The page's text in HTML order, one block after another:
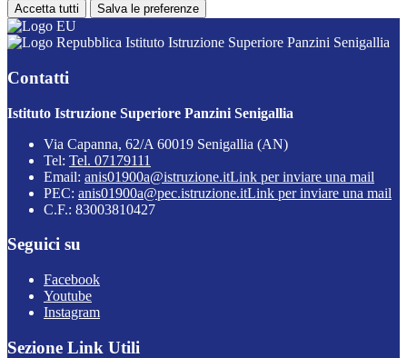
Accetta tutti Salva le preferenze
Istituto Istruzione Superiore Panzini Senigallia
Contatti
Istituto Istruzione Superiore Panzini Senigallia
Via Capanna, 62/A 60019 Senigallia (AN)
Tel: Tel. 07179111
Email: anis01900a@istruzione.itLink per inviare una mail
PEC: anis01900a@pec.istruzione.itLink per inviare una mail
C.F.: 83003810427
Seguici su
Facebook
Youtube
Instagram
Sezione Link Utili